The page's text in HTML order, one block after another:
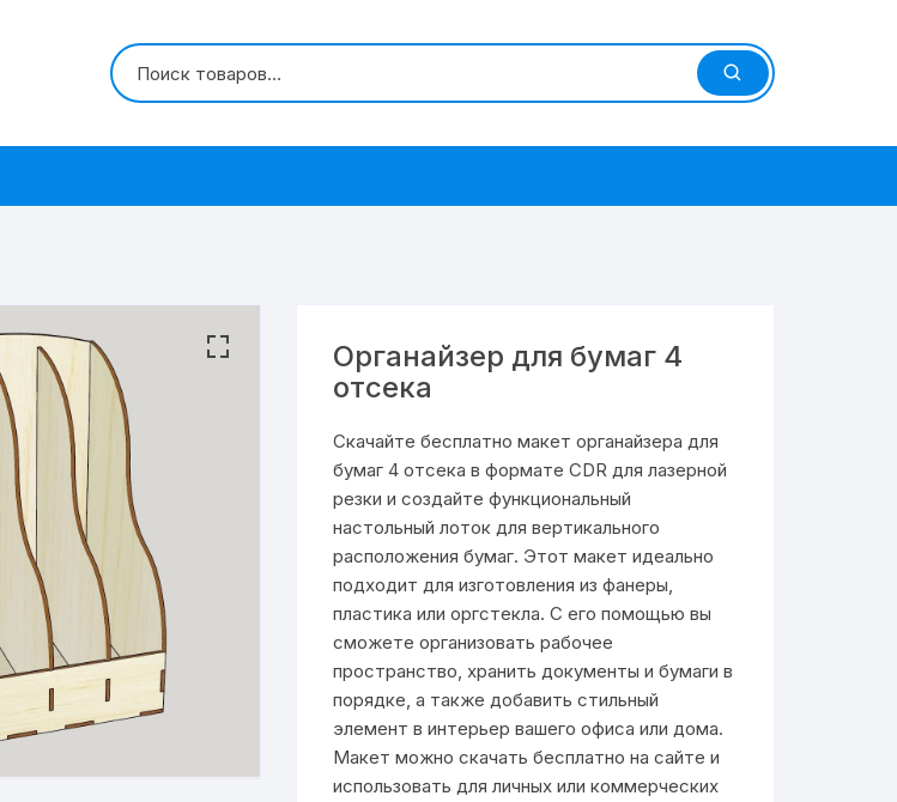
Органайзер для бумаг 4
отсека
Скачайте бесплатно макет органайзера для
бумаг 4 отсека в формате CDR для лазерной
резки и создайте функциональный
настольный лоток для вертикального
расположения бумаг. Этот макет идеально
подходит для изготовления из фанеры,
пластика или оргстекла. С его помощью вы
сможете организовать рабочее
пространство, хранить документы и бумаги в
порядке, а также добавить стильный
элемент в интерьер вашего офиса или дома.
Макет можно скачать бесплатно на сайте и
использовать для личных или коммерческих